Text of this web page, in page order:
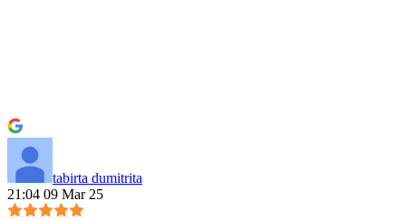
tabirta dumitrita
21:04 09 Mar 25